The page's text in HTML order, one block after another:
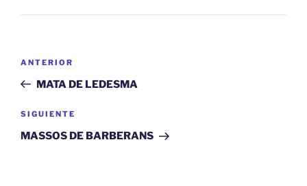
entradas
Entrada
anterior:
ANTERIOR
MATA DE LEDESMA
Siguiente
entrada
SIGUIENTE
MASSOS DE BARBERANS